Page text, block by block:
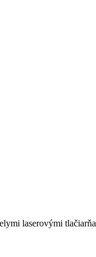
laserovými